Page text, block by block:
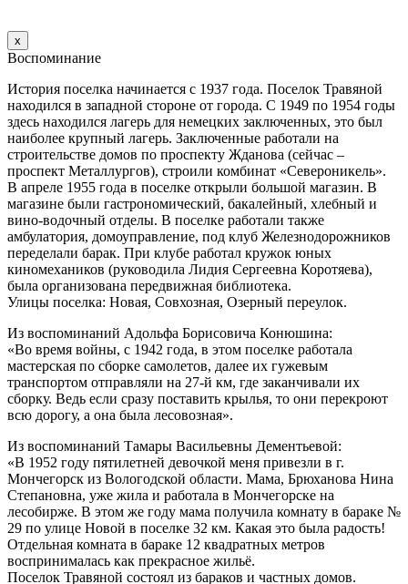
х
Воспоминание
История поселка начинается с 1937 года. Поселок Травяной
находился в западной стороне от города. С 1949 по 1954 годы
здесь находился лагерь для немецких заключенных, это был
наиболее крупный лагерь. Заключенные работали на
строительстве домов по проспекту Жданова (сейчас –
проспект Металлургов), строили комбинат «Североникель».
В апреле 1955 года в поселке открыли большой магазин. B
магазине были гастрономический, бакалейный, хлебный и
вино-водочный отделы. В поселке работали также
амбулатория, домоуправление, под клуб Железнодорожников
переделали барак. При клубе работал кружок юных
киномехаников (руководила Лидия Сергеевна Коротяева),
была организована передвижная библиотека.
Улицы поселка: Новая, Совхозная, Озерный переулок.
Из воспоминаний Адольфа Борисовича Конюшина:
«Во время войны, с 1942 года, в этом поселке работала
мастерская по сборке самолетов, далее их гужевым
транспортом отправляли на 27-й км, где заканчивали их
сборку. Ведь если сразу поставить крылья, то они перекроют
всю дорогу, а она была лесовозная».
Из воспоминаний Тамары Васильевны Дементьевой:
«В 1952 году пятилетней девочкой меня привезли в г.
Мончегорск из Вологодской области. Мама, Брюханова Нина
Степановна, уже жила и работала в Мончегорске на
лесобирже. В этом же году мама получила комнату в бараке №
29 по улице Новой в поселке 32 км. Какая это была радость!
Отдельная комната в бараке 12 квадратных метров
воспринималась как прекрасное жильё.
Поселок Травяной состоял из бараков и частных домов.